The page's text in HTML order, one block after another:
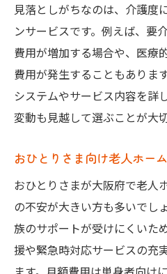
見落としがちなのは、介護度
ンサービスです。例えば、要
費用が増加する場合や、医療
費用が発生することもありま
システムやサービス内容を詳
変動も見越して選ぶことが大切
おひとりさま向け老人ホー
おひとりさまが大阪府で老人
の不安が大きい方も多いでし
族のサポートが受けにくいた
援や緊急時対応サービスの充